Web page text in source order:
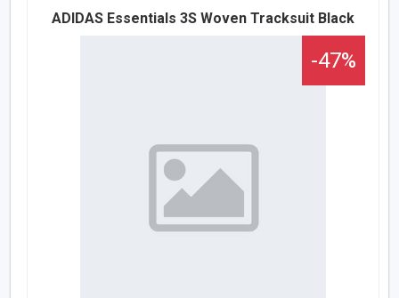
ADIDAS Essentials 3S Woven Tracksuit Black
-47%